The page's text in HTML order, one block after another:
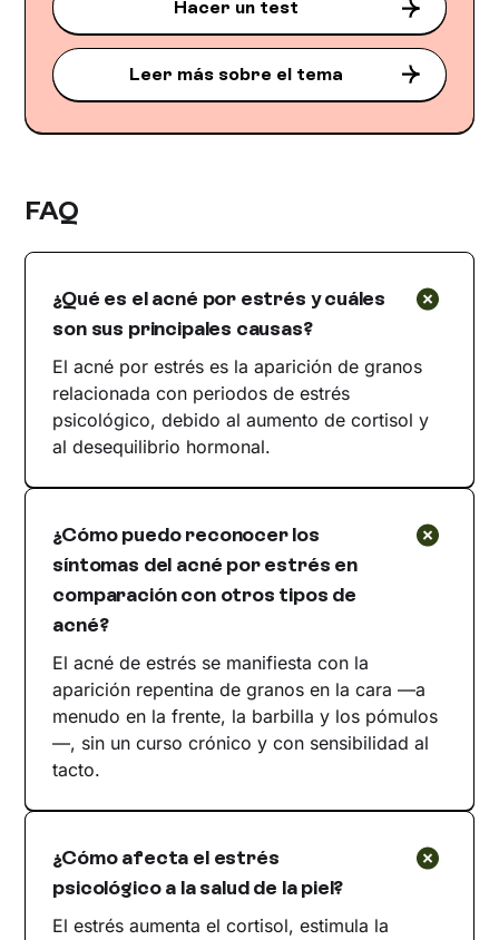
Hacer un test
Leer más sobre el tema
FAQ
¿Qué es el acné por estrés y cuáles
son sus principales causas?
El acné por estrés es la aparición de granos
relacionada con periodos de estrés
psicológico, debido al aumento de cortisol y
al desequilibrio hormonal.
¿Cómo puedo reconocer los
síntomas del acné por estrés en
comparación con otros tipos de
acné?
El acné de estrés se manifiesta con la
aparición repentina de granos en la cara —a
menudo en la frente, la barbilla y los pómulos
—, sin un curso crónico y con sensibilidad al
tacto.
¿Cómo afecta el estrés
psicológico a la salud de la piel?
El estrés aumenta el cortisol, estimula la